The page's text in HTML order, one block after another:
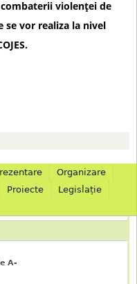
violenței de
se vor realiza la nivel
Organizare
Proiecte
Legislație
A-